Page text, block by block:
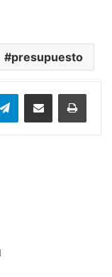
presupuesto
TelegramCompartir por correo electrónico